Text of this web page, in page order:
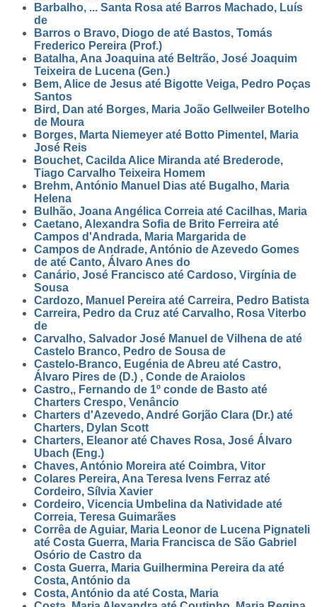
Barbalho, ... Santa Rosa até Barros Machado, Luís
de
Barros o Bravo, Diogo de até Bastos, Tomás
Frederico Pereira (Prof.)
Batalha, Ana Joaquina até Beltrão, José Joaquim
Teixeira de Lucena (Gen.)
Bem, Alice de Jesus até Bigotte Veiga, Pedro Poças
Santos
Bird, Dan até Borges, Maria João Gellweiler Botelho
de Moura
Borges, Marta Niemeyer até Botto Pimentel, Maria
José Reis
Bouchet, Cacilda Alice Miranda até Brederode,
Tiago Carvalho Teixeira Homem
Brehm, António Manuel Dias até Bugalho, Maria
Helena
Bulhão, Joana Angélica Correia até Cacilhas, Maria
Caetano, Alexandra Sofia de Brito Ferreira até
Campos d'Andrada, Maria Margarida de
Campos de Andrade, António de Azevedo Gomes
de até Canto, Álvaro Anes do
Canário, José Francisco até Cardoso, Virgínia de
Sousa
Cardozo, Manuel Pereira até Carreira, Pedro Batista
Carreira, Pedro da Cruz até Carvalho, Rosa Viterbo
de
Carvalho, Salvador José Manuel de Vilhena de até
Castelo Branco, Pedro de Sousa de
Castelo-Branco, Eugénia de Abreu até Castro,
Álvaro Pires de (D.) , Conde de Araiolos
Castro,, Fernando de 1º conde de Basto até
Charters Crespo, Venâncio
Charters d'Azevedo, André Gorjão Clara (Dr.) até
Charters, Dylan Scott
Charters, Eleanor até Chaves Rosa, José Álvaro
Ubach (Eng.)
Chaves, António Moreira até Coimbra, Vitor
Colares Pereira, Ana Teresa Ivens Ferraz até
Cordeiro, Sílvia Xavier
Cordeiro, Vicencia Umbelina da Natividade até
Correia, Teresa Guimarães
Corrêa de Aguiar, Maria Leonor de Lucena Pignateli
até Costa Guerra, Maria Francisca de São Gabriel
Osório de Castro da
Costa Guerra, Maria Guilhermina Pereira da até
Costa, António da
Costa, António da até Costa, Maria